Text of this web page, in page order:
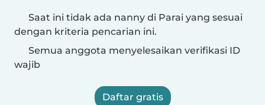
Saat ini tidak ada nanny di Parai yang sesuai
dengan kriteria pencarian ini.
Semua anggota menyelesaikan verifikasi ID
wajib
Daftar gratis